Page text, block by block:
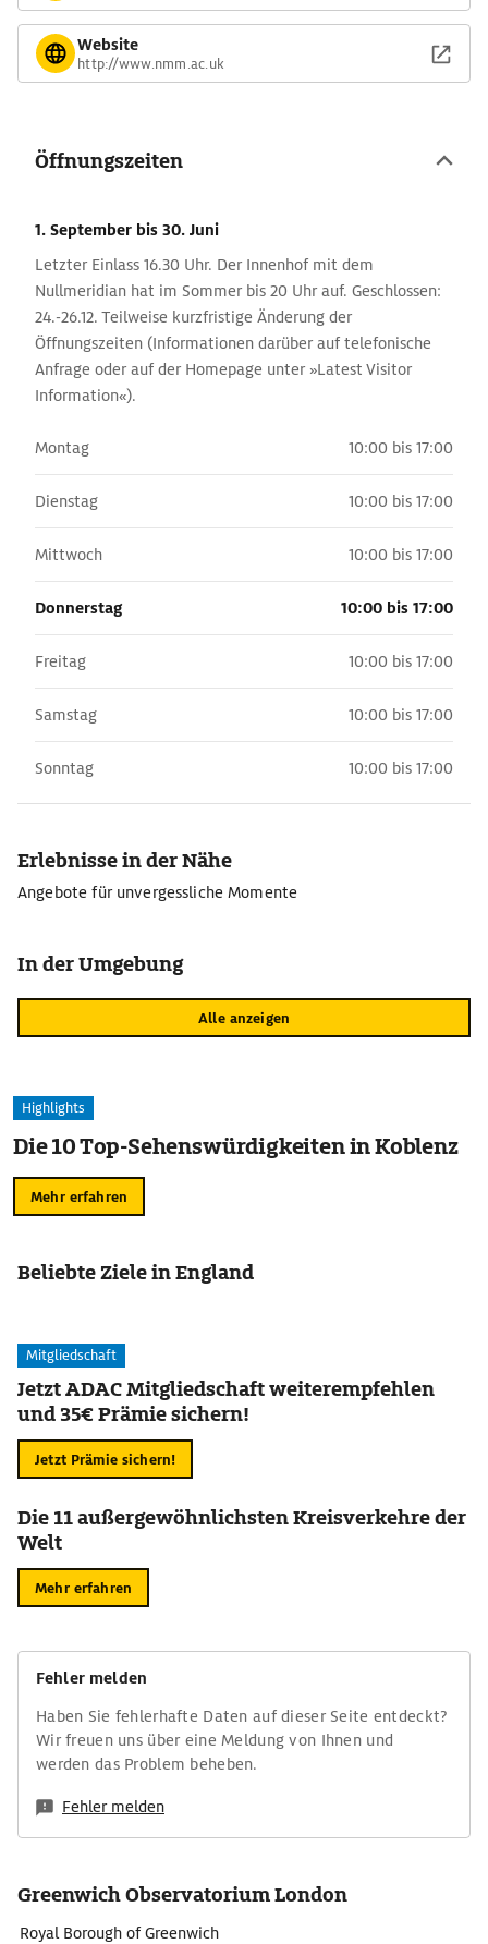
Website
http://www.nmm.ac.uk
Öffnungszeiten
1. September bis 30. Juni
Letzter Einlass 16.30 Uhr. Der Innenhof mit dem
Nullmeridian hat im Sommer bis 20 Uhr auf. Geschlossen:
24.-26.12. Teilweise kurzfristige Änderung der
Öffnungszeiten (Informationen darüber auf telefonische
Anfrage oder auf der Homepage unter »Latest Visitor
Information«).
Montag 10:00 bis 17:00
Dienstag 10:00 bis 17:00
Mittwoch 10:00 bis 17:00
Donnerstag 10:00 bis 17:00
Freitag 10:00 bis 17:00
Samstag 10:00 bis 17:00
Sonntag 10:00 bis 17:00
Erlebnisse in der Nähe
Angebote für unvergessliche Momente
In der Umgebung
Alle anzeigen
Highlights
Die 10 Top-Sehenswürdigkeiten in Koblenz
Mehr erfahren
Beliebte Ziele in England
Mitgliedschaft
Jetzt ADAC Mitgliedschaft weiterempfehlen
und 35€ Prämie sichern!
Jetzt Prämie sichern!
Die 11 außergewöhnlichsten Kreisverkehre der
Welt
Mehr erfahren
Fehler melden
Haben Sie fehlerhafte Daten auf dieser Seite entdeckt?
Wir freuen uns über eine Meldung von Ihnen und
werden das Problem beheben.
Fehler melden
Greenwich Observatorium London
Royal Borough of Greenwich